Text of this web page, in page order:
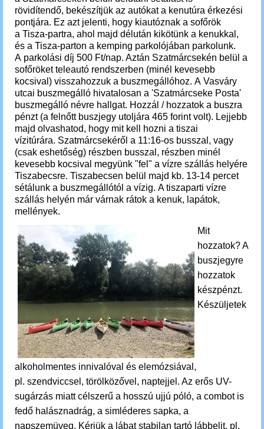
rövidítendő, bekészítjük az autókat a kenutúra érkezési
pontjára. Ez azt jelenti, hogy kiautóznak a sofőrök
a Tisza-partra, ahol majd délután kikötünk a kenukkal,
és a Tisza-parton a kemping parkolójában parkolunk.
A parkolási díj 500 Ft/nap. Aztán Szatmárcsekén belül a
sofőröket teleautó rendszerben (minél kevesebb
kocsival) visszahozzuk a buszmegállóhoz. A Vasváry
utcai buszmegálló hivatalosan a 'Szatmárcseke Posta'
buszmegálló névre hallgat. Hozzál / hozzatok a buszra
pénzt (a felnőtt buszjegy utoljára 465 forint volt). Lejjebb
majd olvashatod, hogy mit kell hozni a tiszai
vízitúrára. Szatmárcsekéről a 11:16-os busszal, vagy
(csak eshetőség) részben busszal, részben minél
kevesebb kocsival megyünk "fel" a vízre szállás helyére
Tiszabecsre. Tiszabecsen belül majd kb. 13-14 percet
sétálunk a buszmegállótól a vízig. A tiszaparti vízre
szállás helyén már várnak rátok a kenuk, lapátok,
mellények.
Mit
hozzatok? A
buszjegyre
hozzatok
készpénzt.
Készüljetek
alkoholmentes innivalóval és elemózsiával,
pl. szendviccsel, törölközővel, naptejjel. Az erős UV-
sugárzás miatt célszerű a hosszú ujjú póló, a combot is
fedő halásznadrág, a simléderes sapka, a
napszemüveg. Kérjük a lábat stabilan tartó lábbelit, pl.